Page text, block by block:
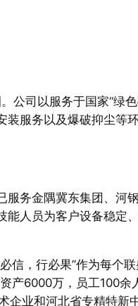
司以服务于国家“绿色
服务以及爆破抑尘等
务金隅冀东集团、河
人员为客户设备稳定
信，行必果”作为每个
产6000万，员工100余
企业和河北省专精特新